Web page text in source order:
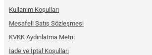
Kullanım Koşulları
Mesafeli Satış Sözleşmesi
KVKK Aydınlatma Metni
İade ve İptal Koşulları